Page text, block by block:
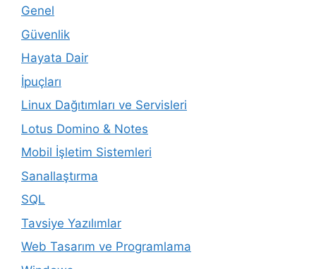
Genel
Güvenlik
Hayata Dair
İpuçları
Linux Dağıtımları ve Servisleri
Lotus Domino & Notes
Mobil İşletim Sistemleri
Sanallaştırma
SQL
Tavsiye Yazılımlar
Web Tasarım ve Programlama